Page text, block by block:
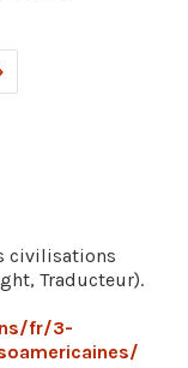
civilisations
Traducteur).
fr/3-